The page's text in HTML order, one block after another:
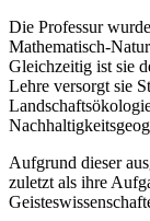
Die Professur
Mathematisch-
Gleichzeitig ist sie
Lehre versorgt sie
Aufgrund dieser
zuletzt als ihre